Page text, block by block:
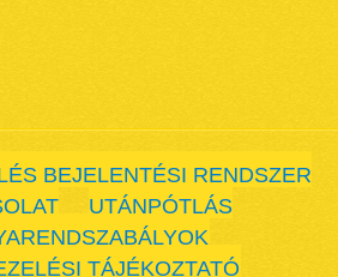
BEJELENTÉSI RENDSZER
UTÁNPÓTLÁS
TÁJÉKOZTATÓ